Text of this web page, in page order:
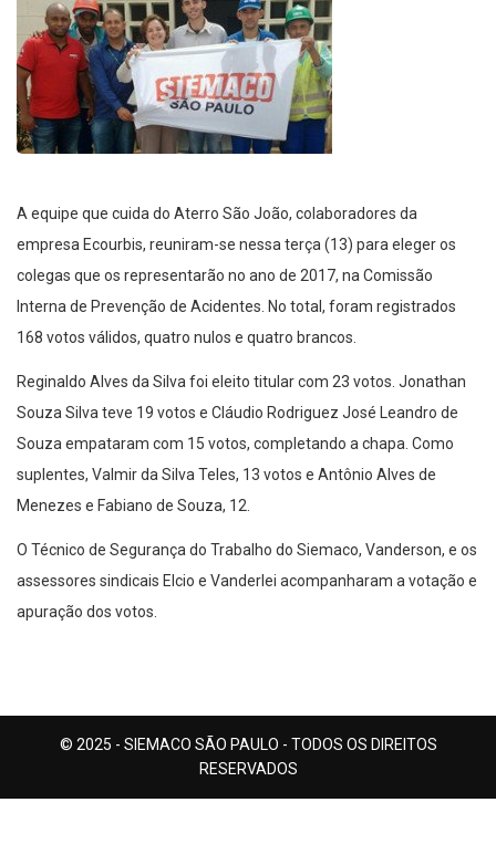
A equipe que cuida do Aterro São João, colaboradores da
empresa Ecourbis, reuniram-se nessa terça (13) para eleger os
colegas que os representarão no ano de 2017, na Comissão
Interna de Prevenção de Acidentes. No total, foram registrados
168 votos válidos, quatro nulos e quatro brancos.
Reginaldo Alves da Silva foi eleito titular com 23 votos. Jonathan
Souza Silva teve 19 votos e Cláudio Rodriguez José Leandro de
Souza empataram com 15 votos, completando a chapa. Como
suplentes, Valmir da Silva Teles, 13 votos e Antônio Alves de
Menezes e Fabiano de Souza, 12.
O Técnico de Segurança do Trabalho do Siemaco, Vanderson, e os
assessores sindicais Elcio e Vanderlei acompanharam a votação e
apuração dos votos.
© 2025 - SIEMACO SÃO PAULO - TODOS OS DIREITOS
RESERVADOS